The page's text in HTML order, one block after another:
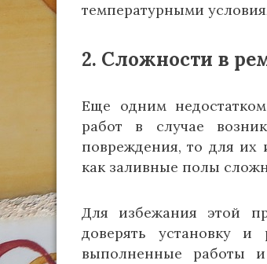
температурными
2. Сложности в
Еще одним
работ в случае
повреждения, то для их
как заливные полы
Для избежания этой
доверять установку и
выполненные работы